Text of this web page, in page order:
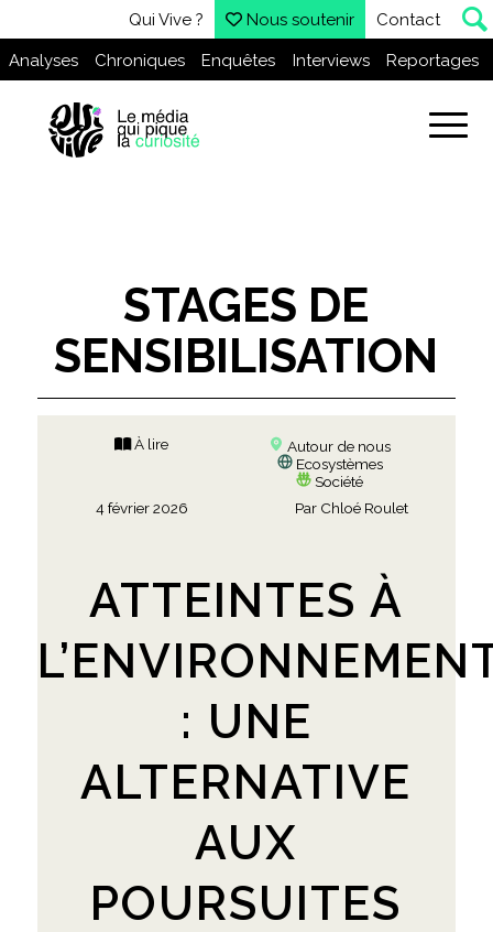
Qui Vive ? Nous soutenir Contact
Analyses Chroniques Enquêtes Interviews Reportages
STAGES DE
SENSIBILISATION
À lire
Autour de nous
Ecosystèmes
Société
4 février 2026
Par Chloé Roulet
ATTEINTES À
: UNE
ALTERNATIVE
AUX
POURSUITES